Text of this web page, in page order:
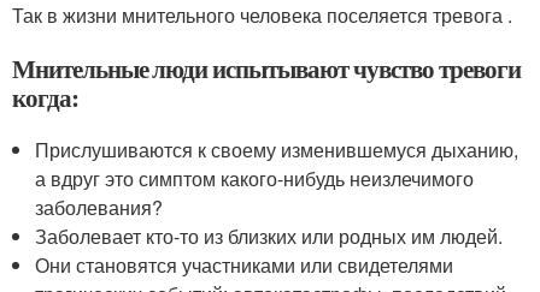
Так в жизни мнительного человека поселяется тревога .
Мнительные люди испытывают чувство тревоги
когда:
Прислушиваются к своему изменившемуся дыханию,
а вдруг это симптом какого-нибудь неизлечимого
заболевания?
Заболевает кто-то из близких или родных им людей.
Они становятся участниками или свидетелями